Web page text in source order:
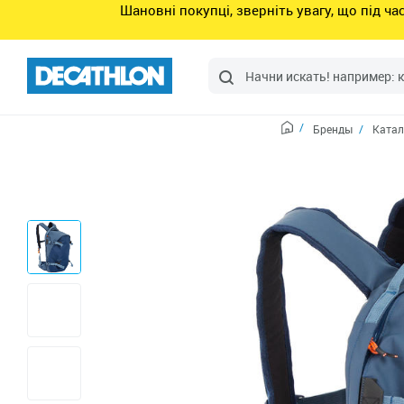
Шановні покупці, зверніть увагу, що під
Бренды